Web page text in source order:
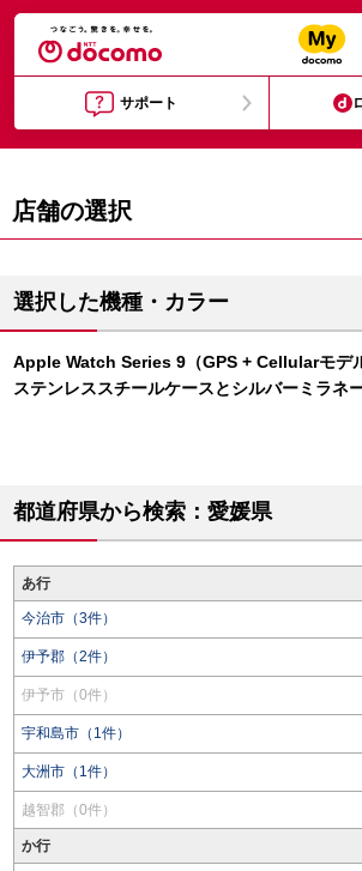
サポート
店舗の選択
選択した機種・カラー
Apple Watch Series 9（GPS + Cellularモデ
ステンレススチールケースとシルバーミラネ
都道府県から検索：愛媛県
あ行
今治市（3件）
伊予郡（2件）
伊予市（0件）
宇和島市（1件）
大洲市（1件）
越智郡（0件）
か行